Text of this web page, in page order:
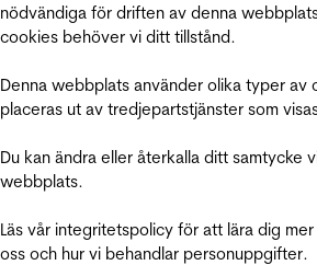
nödvändiga för driften av denna
cookies behöver vi ditt tillstånd.
Denna webbplats använder olika typer av
placeras ut av tredjepartstjänster som
Du kan ändra eller återkalla ditt samtycke
webbplats.
Läs vår integritetspolicy för att lära dig
oss och hur vi behandlar personuppgifter.